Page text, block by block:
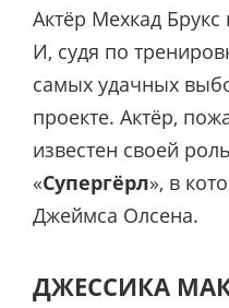
Актёр Мехкад
И, судя по
самых удачных
проекте. Актёр,
известен своей
«Супергёрл», в
Джеймса Олсена.
ДЖЕССИКА